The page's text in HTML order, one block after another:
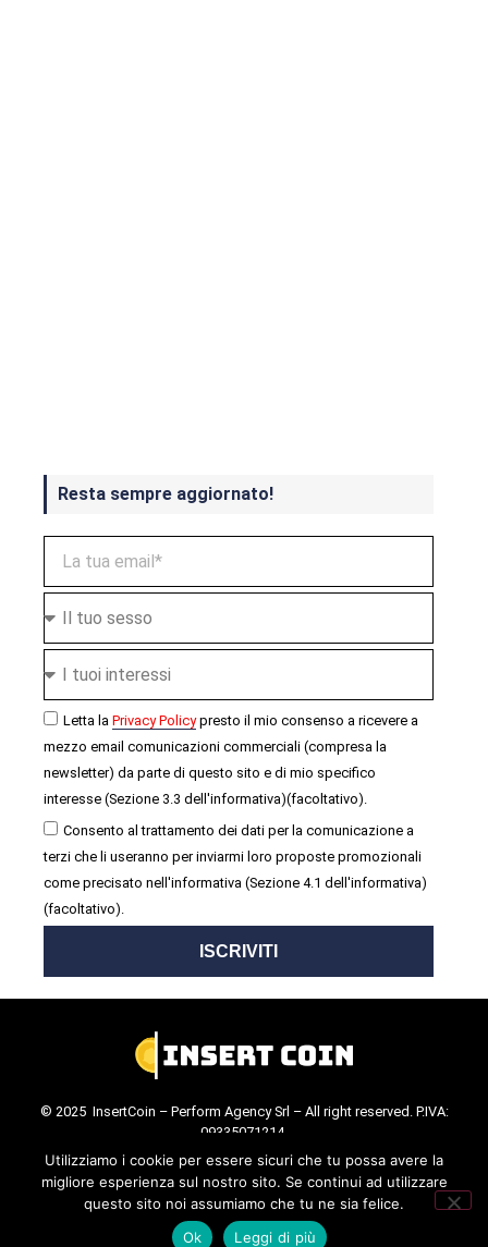
Resta sempre aggiornato!
Letta la Privacy Policypresto il mio consenso a ricevere a
mezzo email comunicazioni commerciali (compresa la
newsletter) da parte di questo sito e di mio specifico
interesse (Sezione 3.3 dell'informativa)(facoltativo).
Consento al trattamento dei dati per la comunicazione a
terzi che li useranno per inviarmi loro proposte promozionali
come precisato nell'informativa (Sezione 4.1 dell'informativa)
(facoltativo).
ISCRIVITI
© 2025 InsertCoin – Perform Agency Srl – All right reserved. P.IVA:
09335071214.
Cookie Policy . Privacy Policy.
Utilizziamo i cookie per essere sicuri che tu possa avere la
migliore esperienza sul nostro sito. Se continui ad utilizzare
questo sito noi assumiamo che tu ne sia felice.
Ok
Leggi di più